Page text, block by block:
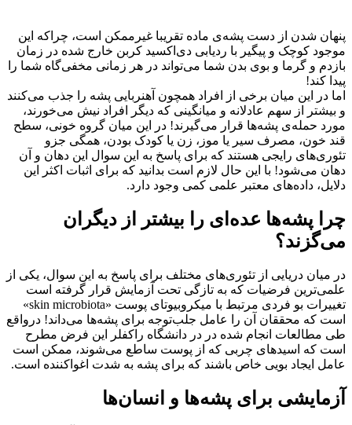
پنهان شدن از دست پشه‌ی ماده تقریبا غیرممکن است، چراکه این
موجود کوچک و پیگیر با ردیابی دی‌اکسید کربن خارج شده در زمان
بازدم و گرما و بوی بدن شما می‌تواند در هر زمانی مخفی‌گاه شما را
پیدا کند!
اما در این میان برخی از افراد همچون آهنربایی پشه را جذب می‌کنند
و بیشتر از سهم عادلانه و میانگینی که دیگر افراد نیش می‌خورند،
مورد حمله‌ی پشه‌ها قرار می‌گیرند! در این میان گروه خونی، سطح
قند خون، مصرف سیر یا موز، زن یا کودک بودن، همگی جزو
تئوری‌های رایجی هستند که برای پاسخ به این سوال این دهان و آن
دهان می‌شود! با این حال لازم است بدانید که برای اثبات اکثر این
دلایل، داده‌های معتبر علمی کمی وجود دارد.
چرا پشه‌ها عده‌ای را بیشتر از دیگران
می‌گزند؟
در میان دریایی از تئوری‌های مختلف برای پاسخ به این سوال، یکی از
علمی‌ترین فرضیات که به تازگی تحت آزمایش قرار گرفته است
تغییرات بو فردی مرتبط با میکروبیوتای پوست «skin microbiota»
است که محققان آن را عامل جلب‌توجه برای پشه‌ها می‌داند! درواقع
طی مطالعات انجام شده در در دانشگاه راکفلر این فرض مطرح
است که اسیدهای چربی که از پوست ساطع می‌شوند، ممکن است
عامل ایجاد بویی خاص باشند که برای پشه به شدت اغواکننده است.
آزمایشی برای پشه‌ها و انسان‌ها